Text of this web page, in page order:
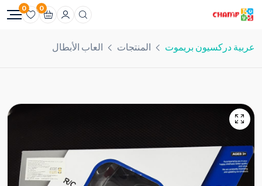
0
0
عربية دركسيون بريموت المنتجات العاب الأبطال